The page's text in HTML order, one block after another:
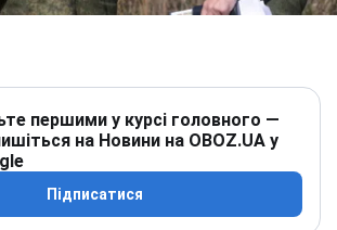
першими у курсі головного —
на Новини на OBOZ.UA у
Підписатися